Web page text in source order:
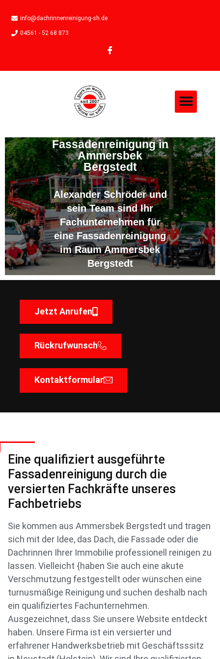
info@dachrinnenreinigung-sh.de
04561 - 52 68 873
Fassadenreinigung in
Ammersbek
Bergstedt
Alexander Schröder und
sein Team sind Ihr
Fachunternehmen für
eine Fassadenreinigung
im Raum Ammersbek
Bergstedt
Jetzt Anrufen
Rückrufwunsch
Kontaktformular
Eine qualifiziert ausgeführte
Fassadenreinigung durch die
versierten Fachkräfte unseres
Fachbetriebs
Sie kommen aus Ammersbek Bergstedt und tragen
sich mit der Idee, das Dach, die Fassade oder die
Dachrinnen Ihrer Immobilie professionell reinigen zu
lassen. Vielleicht {haben Sie auch eine akute
Verschmutzung festgestellt oder wünschen eine
turnusmäßige Reinigung und suchen deshalb nach
ein qualifiziertes Fachunternehmen.
Ausgezeichnet, dass Sie unsere Website entdeckt
haben. Unsere Firma ist ein versierter und
erfahrener Handwerksbetrieb mit Geschäftsssitz